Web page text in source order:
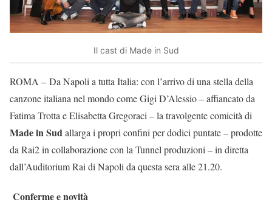
Il cast di Made in Sud
ROMA – Da Napoli a tutta Italia: con l’arrivo di una stella della
canzone italiana nel mondo come Gigi D’Alessio – affiancato da
Fatima Trotta e Elisabetta Gregoraci – la travolgente comicità di
Made in Sudallarga i propri confini per dodici puntate – prodotte
da Rai2 in collaborazione con la Tunnel produzioni – in diretta
dall’Auditorium Rai di Napoli da questa sera alle 21.20.
Conferme e novità